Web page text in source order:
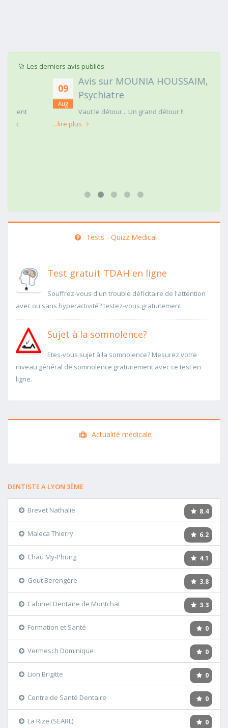
Les derniers avis publiés
Avis sur MOUNIA HOUSSAIM,
Psychiatre
Vaut le détour... Un grand détour !!
...lire plus
Tests - Quizz Medical
Test gratuit TDAH en ligne
Souffrez-vous d'un trouble déficitaire de l'attention
avec ou sans hyperactivité? testez-vous gratuitement
Sujet à la somnolence?
Etes-vous sujet à la somnolence? Mesurez votre
niveau général de somnolence gratuitement avec ce test en
ligne.
Actualité médicale
DENTISTE A LYON 3ÈME
8.4
Brevet Nathalie
6.2
Maleca Thierry
4.1
Chau My-Phung
3.8
Gout Berengère
3.3
Cabinet Dentaire de Montchat
0
Formation et Santé
0
Vermesch Dominique
0
Lion Brigitte
0
Centre de Santé Dentaire
0
La Rize (SEARL)